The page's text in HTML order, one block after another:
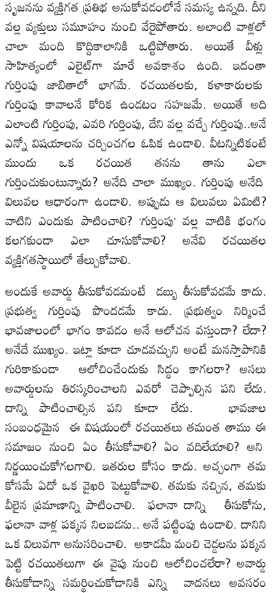
సృజనను వ్యక్తిగత ప్రతిభ అనుకోవడంలోనే సమస్య ఉన్నది. దీని
వల్ల వ్యక్తులు సమూహం నుంచి వేరైపోతారు. అలాంటి వాళ్లలో
చాలా మంది కొద్దికాలానికి ఒట్టిపోతారు. అయితే వీళ్లు
సాహిత్యంలో ఎలైట్‌గా మారే అవకాశం ఉంది. ఇదంతా
గుర్తింపు జాబితాలో భాగమే. రచయితలకు, కళాకారులకు
గుర్తింపు కావాలనే కోరిక ఉండటం సహజమే. అయితే అది
ఎలాంటి గుర్తింపు, ఎవరి గుర్తింపు, దేని వల్ల వచ్చే గుర్తింపు..అనే
ఎన్నో విషయాలను చర్చించగల ఓపిక ఉండాలి. వీటన్నిటికంటే
ముందు ఒక రచయిత తనను తాను ఎలా
గుర్తించుకుంటున్నారు? అనేది చాలా ముఖ్యం. గుర్తింపు అనేది
విలువల ఆధారంగా ఉండాలి. అప్పుడు ఆ విలువలు ఏమిటి?
వాటిని ఎందుకు పాటించాలి? ‘గుర్తింపు’ వల్ల వాటికి భంగం
కలగకుండా ఎలా చూసుకోవాలి? అనేవి రచయితల
వ్యక్తిగతస్థాయిలో తేల్చుకోవాలి.
అందుకే అవార్డు తీసుకోవడమంటే డబ్బు తీసుకోవడమే కాదు.
ప్రభుత్వ గుర్తింపు పొందడమే కాదు. ప్రభుత్వం నిర్మించే
భావజాలంలో భాగం కావడం అనే ఆలోచన వస్తుందా? లేదా?
అనేదే ముఖ్యం. ఇట్లా కూడా చూడవచ్చుని అంటే మనస్తాపానికి
గురికాకుండా ఆలోచించేందుకు సిద్ధం కాగలరా? అసలు
అవార్డులను తిరస్కరించాలని ఎవరో చెప్పాల్సిన పని లేదు.
దాన్ని పాటించాల్సిన పని కూడా లేదు. భావజాల
సంబంధమైన ఈ విషయంలో రచయితలు తమంత తాము ఈ
సమాజం నుంచి ఏం తీసుకోవాలి? ఏం వదిలేయాలి? అని
నిర్ణయించుకోగలగాలి. ఇతరుల కోసం కాదు. అచ్చంగా తమ
కోసమే ఏదో ఒక వైఖరి పెట్టుకోవాలి. తమకు నచ్చిన, తమకు
వీలైన ప్రమాణాన్ని పాటించాలి. ఫలానా దాన్ని తీసుకోను,
ఫలానా వాళ్ల పక్కన నిలబడను.. అనే పట్టింపు ఉండాలి. దానిని
ఒక విలువగా అనుసరించాలి. అకాడమీ మంచి చెడ్డలను పక్కన
పెట్టి రచయితలుగా ఈ వైపు నుంచి ఆలోచించలేరా? అవార్డు
తీసుకోడాన్ని సమర్థించుకోడానికి ఎన్ని వాదనలు అవసరం